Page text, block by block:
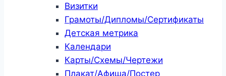
Визитки
Грамоты/Дипломы/Сертификаты
Детская метрика
Календари
Карты/Схемы/Чертежи
Плакат/Афиша/Постер